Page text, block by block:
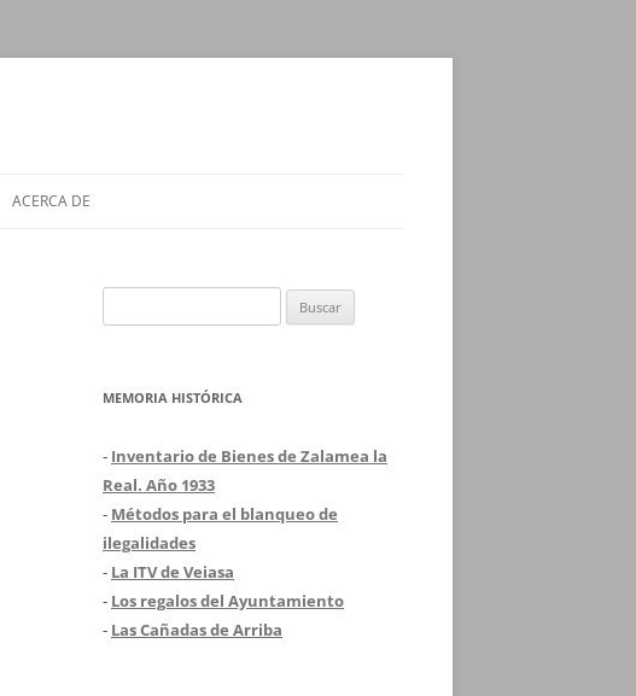
ACERCA DE
MEMORIA HISTÓRICA
- Inventario de Bienes de Zalamea la
Real. Año 1933
- Métodos para el blanqueo de
ilegalidades
- La ITV de Veiasa
- Los regalos del Ayuntamiento
- Las Cañadas de Arriba